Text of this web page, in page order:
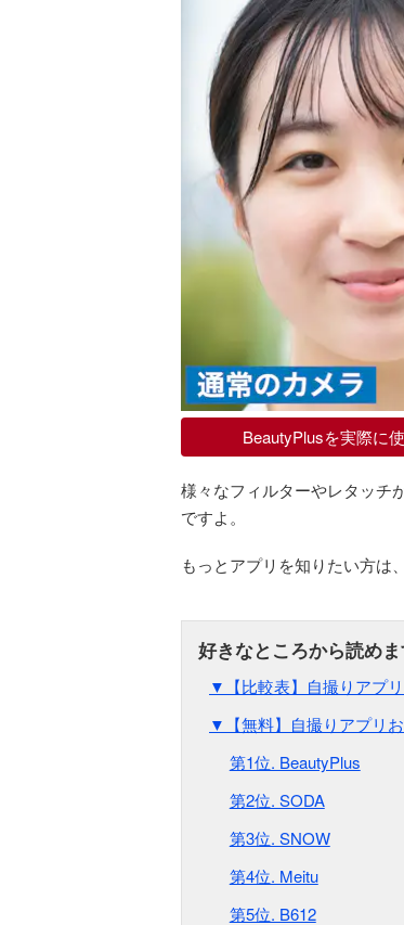
BeautyPlusを実際に
様々なフィルターやレタッチ
ですよ。
もっとアプリを知りたい方は、
▼【比較表】自撮りアプ
▼【無料】自撮りアプリ
第1位. BeautyPlus
第2位. SODA
第3位. SNOW
第4位. Meitu
第5位. B612